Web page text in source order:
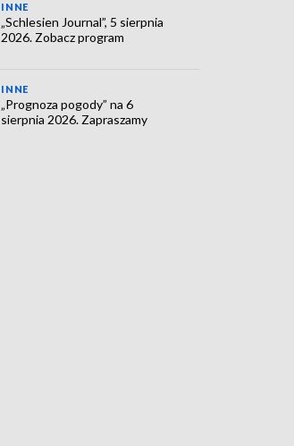
INNE
„Schlesien Journal”, 5 sierpnia
2026. Zobacz program
INNE
„Prognoza pogody” na 6
sierpnia 2026. Zapraszamy